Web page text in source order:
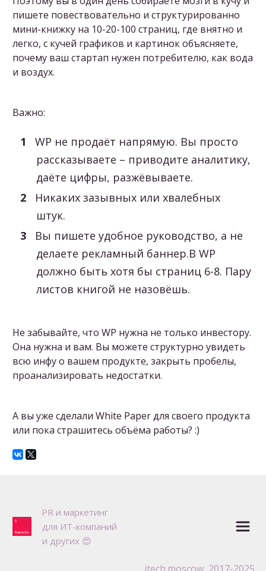
пишете повествовательно и структурированно
мини-книжку на 10-20-100 страниц, где внятно и
легко, с кучей графиков и картинок объясняете,
почему ваш стартап нужен потребителю, как вода
и воздух.
Важно:
WP не продаёт напрямую. Вы просто
рассказываете – приводите аналитику,
даёте цифры, разжёвываете.
Никаких зазывных или хвалебных
штук.
Вы пишете удобное руководство, а не
делаете рекламный баннер.В WP
должно быть хотя бы страниц 6-8. Пару
листов книгой не назовёшь.
Не забывайте, что WP нужна не только инвестору.
Она нужна и вам. Вы можете структурно увидеть
всю инфу о вашем продукте, закрыть пробелы,
проанализировать недостатки.
А вы уже сделали White Paper для своего продукта
или пока страшитесь объёма работы? :)
PR и маркетинг
для ИТ-компаний
и других 😍